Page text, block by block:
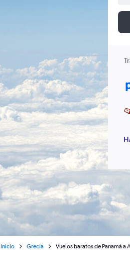
Inicio Grecia Vuelos baratos de Panamá a